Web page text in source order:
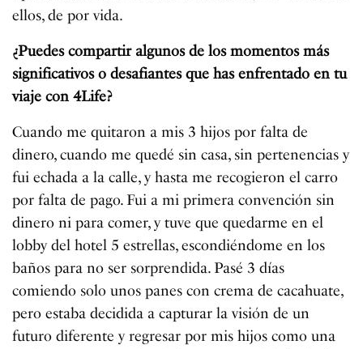
ellos, de por vida.
¿Puedes compartir algunos de los momentos más
significativos o desafiantes que has enfrentado en tu
viaje con 4Life?
Cuando me quitaron a mis 3 hijos por falta de
dinero, cuando me quedé sin casa, sin pertenencias y
fui echada a la calle, y hasta me recogieron el carro
por falta de pago. Fui a mi primera convención sin
dinero ni para comer, y tuve que quedarme en el
lobby del hotel 5 estrellas, escondiéndome en los
baños para no ser sorprendida. Pasé 3 días
comiendo solo unos panes con crema de cacahuate,
pero estaba decidida a capturar la visión de un
futuro diferente y regresar por mis hijos como una